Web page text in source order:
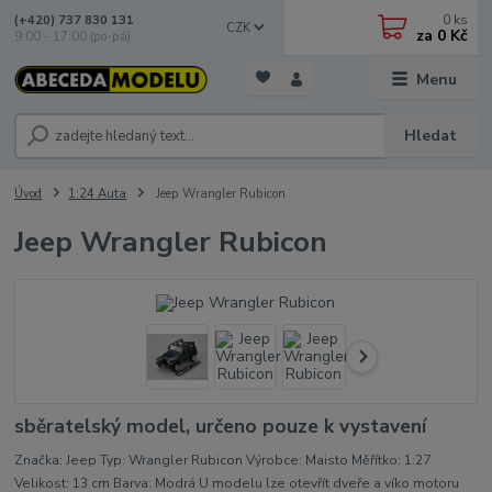
Menu
CZK
Hledat
(+420) 737 830 131
9:00 - 17:00 (po-pá)
0 ks
za 0 Kč
Úvod 1:24 Auta Jeep Wrangler Rubicon
Jeep Wrangler Rubicon
sběratelský model, určeno pouze k vystavení
Značka: Jeep Typ: Wrangler Rubicon Výrobce: Maisto Měřítko: 1:27
Velikost: 13 cm Barva: Modrá U modelu lze otevřít dveře a víko motoru